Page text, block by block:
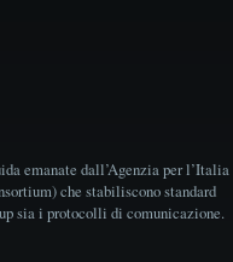
emanate dall’Agenzia per l’Italia
che stabiliscono standard
sia i protocolli di comunicazione.